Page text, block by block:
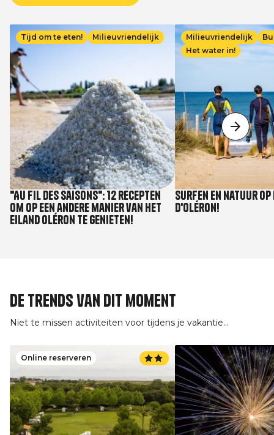
Tijd om te eten! Milieuvriendelijk
Afbeelding
"Au fil des saisons": 12 recepten
om op een andere manier van het
eiland Oléron te genieten!
Milieuvriendelijk
Het water in!
Afbeelding
Surfen en natuur
d'Oléron!
De trends van dit moment
Niet te missen activiteiten voor tijdens je vakantie...
Online reserveren